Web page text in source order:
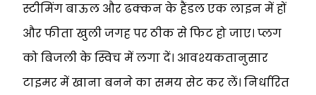
स्टीमिंग बाऊल और ढक्कन के हैंडल एक लाइन में हों
और फीता खुली जगह पर ठीक से फिट हो जाए। प्लग
को बिजली के स्विच में लगा दें। आवश्यकतानुसार
टाइमर में खाना बनने का समय सेट कर लें। निर्धारित